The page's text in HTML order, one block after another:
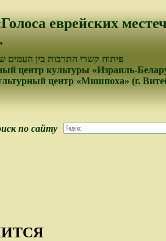
еврейских
פיתוח קשרי התרבות בין העמים
центр культуры «Израиль-
центр «Мишпоха» (г.
по сайту